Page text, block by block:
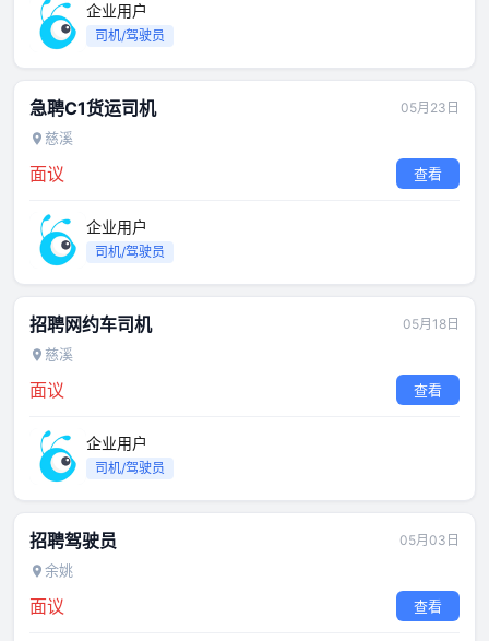
企业用户
司机/驾驶员
急聘C1货运司机 05月23日
慈溪
面议 查看
企业用户
司机/驾驶员
招聘网约车司机 05月18日
慈溪
面议 查看
企业用户
司机/驾驶员
招聘驾驶员 05月03日
余姚
面议 查看